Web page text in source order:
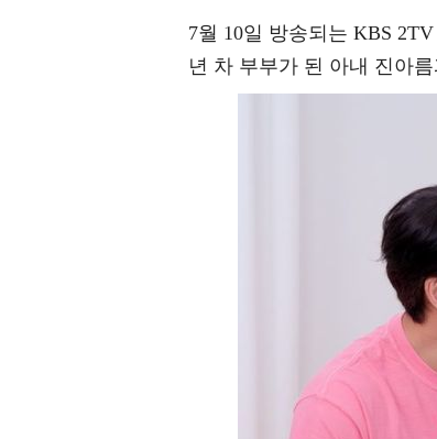
7월 10일 방송되는 KBS
년 차 부부가 된 아내 진아